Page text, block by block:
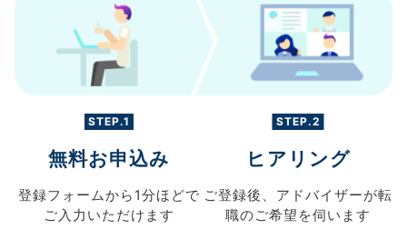
STEP.1
無料お申込み
登録フォームから 1分ほどで
ご入力 いただけます
STEP.2
ヒアリング
ご登録後、 アドバイザーが転
職のご希望を伺います